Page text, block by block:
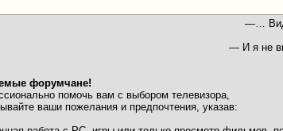
—…
— И я не
форумчане!
помочь вам с выбором телевизора,
ваши пожелания и предпочтения, указав: